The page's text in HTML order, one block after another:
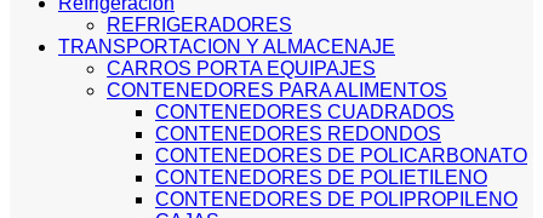
REFRIGERADORES
TRANSPORTACION Y ALMACENAJE
CARROS PORTA EQUIPAJES
CONTENEDORES PARA ALIMENTOS
CONTENEDORES CUADRADOS
CONTENEDORES REDONDOS
CONTENEDORES DE POLICARBONATO
CONTENEDORES DE POLIETILENO
CONTENEDORES DE POLIPROPILENO